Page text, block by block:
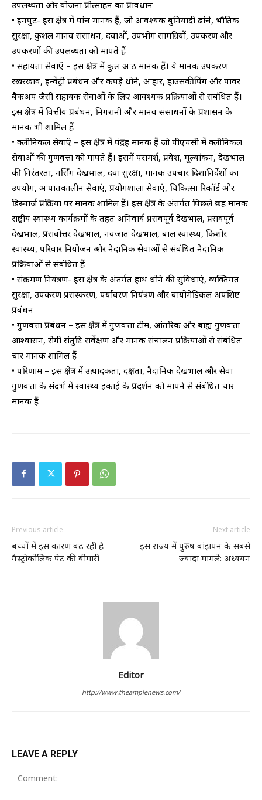
उपलब्धता और योजना प्रोत्साहन का प्रावधान
• इनपुट- इस क्षेत्र में पांच मानक हैं, जो आवश्यक बुनियादी ढांचे, भौतिक
सुरक्षा, कुशल मानव संसाधन, दवाओं, उपभोग सामग्रियों, उपकरण और
उपकरणों की उपलब्धता को मापते हैं
• सहायता सेवाएँ – इस क्षेत्र में कुल आठ मानक हैं। ये मानक उपकरण
रखरखाव, इन्वेंट्री प्रबंधन और कपड़े धोने, आहार, हाउसकीपिंग और पावर
बैकअप जैसी सहायक सेवाओं के लिए आवश्यक प्रक्रियाओं से संबंधित हैं।
इस क्षेत्र में वित्तीय प्रबंधन, निगरानी और मानव संसाधनों के प्रशासन के
मानक भी शामिल हैं
• क्लीनिकल सेवाएँ – इस क्षेत्र में पंद्रह मानक हैं जो पीएचसी में क्लीनिकल
सेवाओं की गुणवत्ता को मापते हैं। इसमें परामर्श, प्रवेश, मूल्यांकन, देखभाल
की निरंतरता, नर्सिंग देखभाल, दवा सुरक्षा, मानक उपचार दिशानिर्देशों का
उपयोग, आपातकालीन सेवाएं, प्रयोगशाला सेवाएं, चिकित्सा रिकॉर्ड और
डिस्चार्ज प्रक्रिया पर मानक शामिल हैं। इस क्षेत्र के अंतर्गत पिछले छह मानक
राष्ट्रीय स्वास्थ्य कार्यक्रमों के तहत अनिवार्य प्रसवपूर्व देखभाल, प्रसवपूर्व
देखभाल, प्रसवोत्तर देखभाल, नवजात देखभाल, बाल स्वास्थ्य, किशोर
स्वास्थ्य, परिवार नियोजन और नैदानिक सेवाओं से संबंधित नैदानिक
प्रक्रियाओं से संबंधित हैं
• संक्रमण नियंत्रण- इस क्षेत्र के अंतर्गत हाथ धोने की सुविधाएं, व्यक्तिगत
सुरक्षा, उपकरण प्रसंस्करण, पर्यावरण नियंत्रण और बायोमेडिकल अपशिष्ट
प्रबंधन
• गुणवत्ता प्रबंधन – इस क्षेत्र में गुणवत्ता टीम, आंतरिक और बाह्य गुणवत्ता
आश्वासन, रोगी संतुष्टि सर्वेक्षण और मानक संचालन प्रक्रियाओं से संबंधित
चार मानक शामिल हैं
• परिणाम – इस क्षेत्र में उत्पादकता, दक्षता, नैदानिक देखभाल और सेवा
गुणवत्ता के संदर्भ में स्वास्थ्य इकाई के प्रदर्शन को मापने से संबंधित चार
मानक हैं
Previous article
बच्चों में इस कारण बढ़ रही है
गैस्ट्रोकोलिक पेट की बीमारी
Next article
इस राज्य में पुरुष बांझपन के सबसे
ज्यादा मामले: अध्ययन
Editor
http://www.theamplenews.com/
LEAVE A REPLY